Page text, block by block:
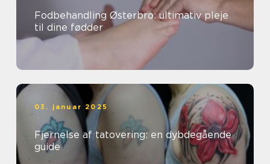
Fodbehandling Østerbro: ultimativ pleje
til dine fødder
03. januar 2025
Fjernelse af tatovering: en dybdegående
guide